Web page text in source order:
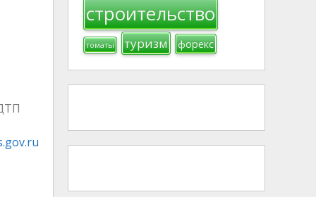
строительство
томаты туризм форекс